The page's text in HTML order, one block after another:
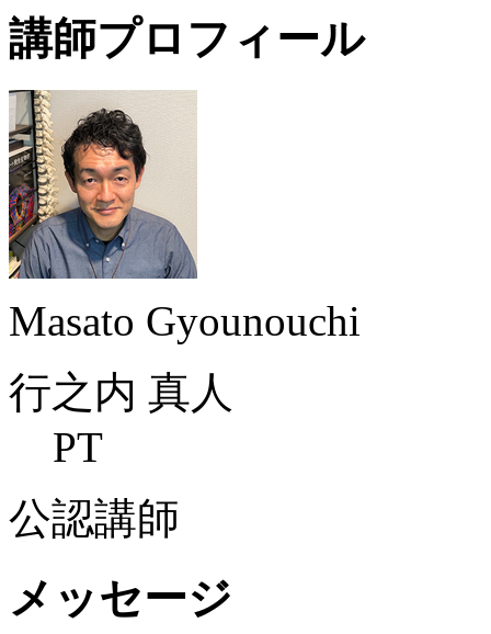
講師プロフィール
Masato Gyounouchi
行之内 真人
PT
公認講師
メッセージ